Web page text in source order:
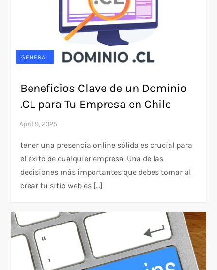
GENERAL
Beneficios Clave de un Dominio
.CL para Tu Empresa en Chile
tener una presencia online sólida es crucial para
el éxito de cualquier empresa. Una de las
decisiones más importantes que debes tomar al
crear tu sitio web es […]